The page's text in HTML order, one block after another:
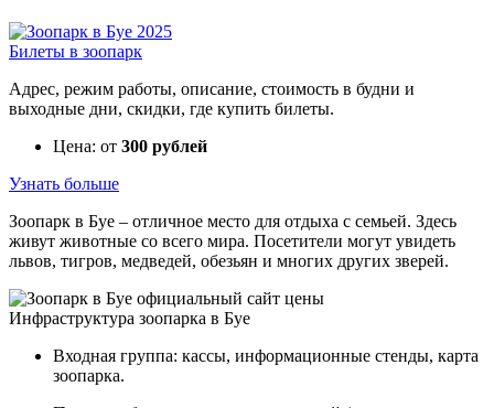
Билеты в зоопарк
Адрес, режим работы, описание, стоимость в будни и
выходные дни, скидки, где купить билеты.
Цена: от 300 рублей
Узнать больше
Зоопарк в Буе – отличное место для отдыха с семьей. Здесь
живут животные со всего мира. Посетители могут увидеть
львов, тигров, медведей, обезьян и многих других зверей.
Инфраструктура зоопарка в Буе
Входная группа: кассы, информационные стенды, карта
зоопарка.